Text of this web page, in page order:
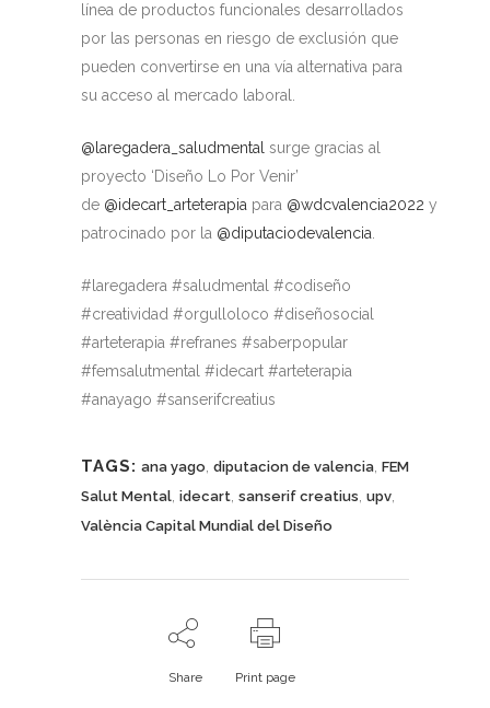
línea de productos funcionales desarrollados
por las personas en riesgo de exclusión que
pueden convertirse en una vía alternativa para
su acceso al mercado laboral.
@laregadera_saludmental surge gracias al
proyecto ‘Diseño Lo Por Venir’
de @idecart_arteterapia para @wdcvalencia2022 y
patrocinado por la @diputaciodevalencia.
#laregadera #saludmental #codiseño
#creatividad #orgulloloco #diseñosocial
#arteterapia #refranes #saberpopular
#femsalutmental #idecart #arteterapia
#anayago #sanserifcreatius
TAGS: ana yago, diputacion de valencia, FEM
Salut Mental, idecart, sanserif creatius, upv,
València Capital Mundial del Diseño
Share Print page